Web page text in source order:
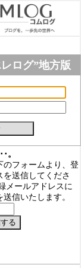
ログ”地方版
。
のフォームより、登
送信してくださ
メールアドレスに
信いたします。